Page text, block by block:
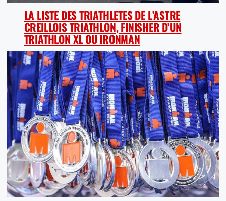
LA LISTE DES TRIATHLETES DE L’ASTRE
CREILLOIS TRIATHLON, FINISHER D’UN
TRIATHLON XL OU IRONMAN